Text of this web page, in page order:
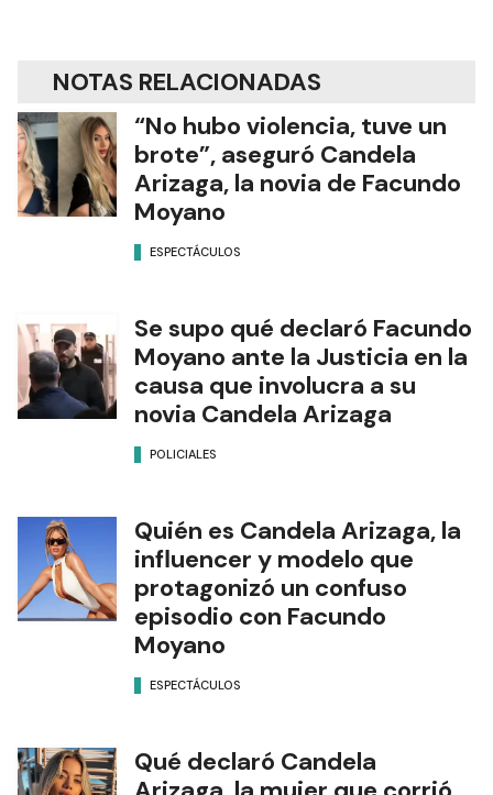
NOTAS RELACIONADAS
“No hubo violencia, tuve un
brote”, aseguró Candela
Arizaga, la novia de Facundo
Moyano
ESPECTÁCULOS
Se supo qué declaró Facundo
Moyano ante la Justicia en la
causa que involucra a su
novia Candela Arizaga
POLICIALES
Quién es Candela Arizaga, la
influencer y modelo que
protagonizó un confuso
episodio con Facundo
Moyano
ESPECTÁCULOS
Qué declaró Candela